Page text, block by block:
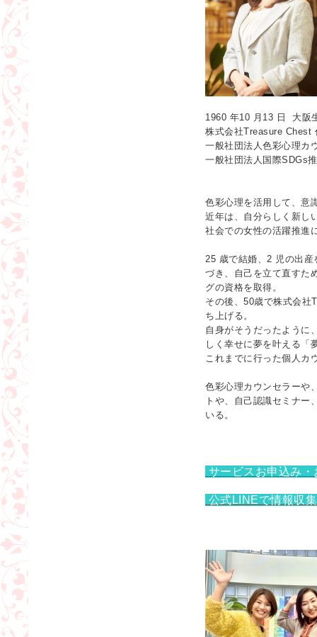
1960 年10 月13 日 大阪
株式会社Treasure Chest
一般社団法人色彩心理カ
一般社団法人国際SDGs
色彩心理を活用して、意
近年は、自分らしく新し
社会での女性の活躍推進
25 歳で結婚、2 児の出
づき、自己を立て直すた
グの資格を取得。
その後、50歳で株式会社
ち上げる。
自身がそうだったように
しく幸せに夢を叶える 「
これまでに行った個人カ
色彩心理カウンセラーや
トや、自己認識セミナー
いる。
サービスお申込み
公式LINEで情報収